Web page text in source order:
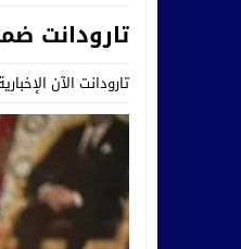
تارودانت
تارودانت الآن